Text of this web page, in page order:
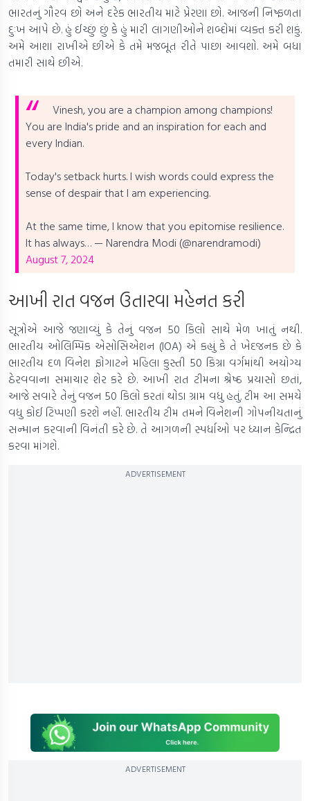
ભારતનું ગૌરવ છો અને દરેક ભારતીય માટે પ્રેરણા છો. આજની નિષ્ફળતા
દુઃખ આપે છે. હું ઈચ્છું છું કે હું મારી લાગણીઓને શબ્દોમાં વ્યક્ત કરી શકું.
અમે આશા રાખીએ છીએ કે તમે મજબૂત રીતે પાછા આવશો. અમે બધા
તમારી સાથે છીએ.
Vinesh, you are a champion among champions!
You are India's pride and an inspiration for each and
every Indian.
Today's setback hurts. I wish words could express the
sense of despair that I am experiencing.
At the same time, I know that you epitomise resilience.
It has always… — Narendra Modi (@narendramodi)
August 7, 2024
આખી રાત વજન ઉતારવા મહેનત કરી
સૂત્રોએ આજે ​​જણાવ્યું કે તેનું વજન 50 કિલો સાથે મેળ ખાતું નથી.
ભારતીય ઓલિમ્પિક એસોસિએશન (IOA) એ કહ્યું કે તે ખેદજનક છે કે
ભારતીય દળ વિનેશ ફોગાટને મહિલા કુસ્તી 50 કિગ્રા વર્ગમાંથી અયોગ્ય
ઠેરવવાના સમાચાર શેર કરે છે. આખી રાત ટીમના શ્રેષ્ઠ પ્રયાસો છતાં,
આજે સવારે તેનું વજન 50 કિલો કરતાં થોડા ગ્રામ વધુ હતું. ટીમ આ સમયે
વધુ કોઈ ટિપ્પણી કરશે નહીં. ભારતીય ટીમ તમને વિનેશની ગોપનીયતાનું
સન્માન કરવાની વિનંતી કરે છે. તે આગળની સ્પર્ધાઓ પર ધ્યાન કેન્દ્રિત
કરવા માંગશે.
ADVERTISEMENT
ADVERTISEMENT